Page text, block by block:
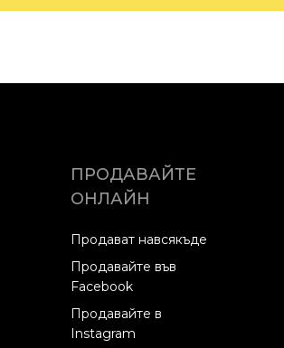
ПРОДАВАЙТЕ
ОНЛАЙН
Продават навсякъде
Продавайте във
Facebook
Продавайте в
Instagram